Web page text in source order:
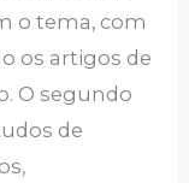
o tema, com
os artigos de
O segundo
de